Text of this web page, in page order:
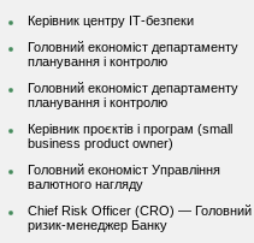
Керівник центру ІТ-безпеки
Головний економіст департаменту
планування і контролю
Головний економіст департаменту
планування і контролю
Керівник проєктів і програм (small
business product owner)
Головний економіст Управління
валютного нагляду
Chief Risk Officer (CRO) — Головний
ризик-менеджер Банку